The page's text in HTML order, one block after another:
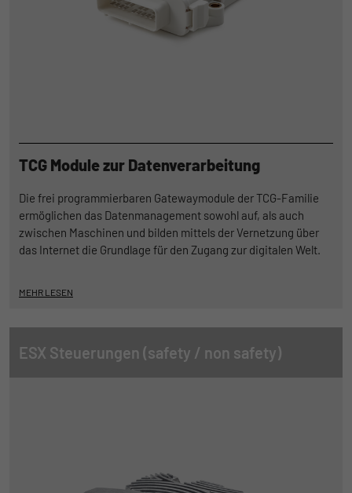
TCG Module zur Datenverarbeitung
Die frei programmierbaren Gatewaymodule der TCG-Familie
ermöglichen das Datenmanagement sowohl auf, als auch
zwischen Maschinen und bilden mittels der Vernetzung über
das Internet die Grundlage für den Zugang zur digitalen Welt.
MEHR LESEN
ESX Steuerungen (safety / non safety)
der Informationen darüber gesammelt
werden, wie die Benutzer die Website